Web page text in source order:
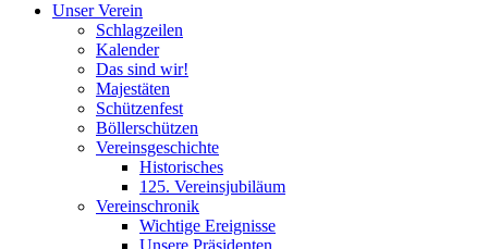
Unser Verein
Schlagzeilen
Kalender
Das sind wir!
Majestäten
Schützenfest
Böllerschützen
Vereinsgeschichte
Historisches
125. Vereinsjubiläum
Vereinschronik
Wichtige Ereignisse
Unsere Präsidenten